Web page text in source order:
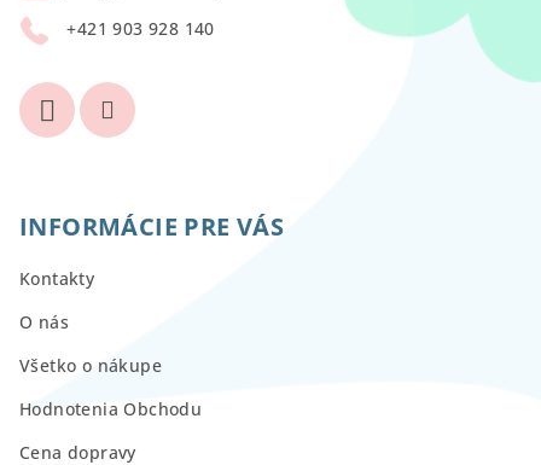
+421 903 928 140
INFORMÁCIE PRE VÁS
Kontakty
O nás
Všetko o nákupe
Hodnotenia Obchodu
Cena dopravy